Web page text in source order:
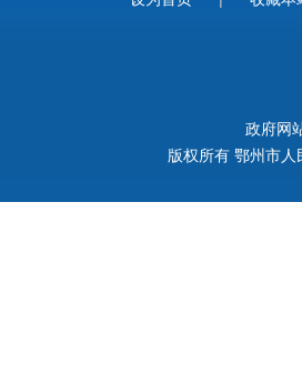
政府网
版权所有 鄂州市